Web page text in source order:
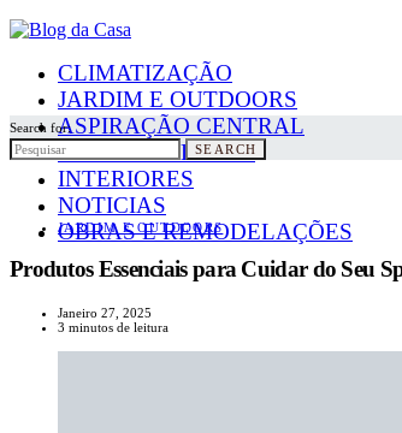
CLIMATIZAÇÃO
JARDIM E OUTDOORS
ASPIRAÇÃO CENTRAL
PAINÉIS SOLARES
INTERIORES
NOTICIAS
OBRAS E REMODELAÇÕES
Search for:
SEARCH
JARDIM E OUTDOORS
Produtos Essenciais para Cuidar do Seu
Janeiro 27, 2025
3 minutos de leitura